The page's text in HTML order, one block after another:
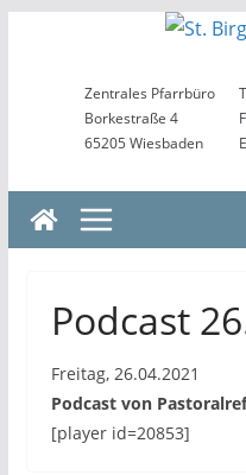
springenZentrales Pfarrbüro
Borkestraße 4
65205 Wiesbaden
Podcast
Freitag, 26.04.2021
Podcast von
[player id=20853]